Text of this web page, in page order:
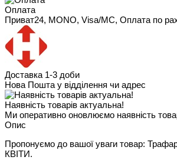
Оплата
Приват24, MONO, Visa/MC, Оплата по
Доставка 1-3 доби
Нова Пошта у відділення чи адрес
Наявність товарів актуальна!
Ми оперативно оновлюємо наявність
Опис
Пропонуємо до вашої уваги товар:
КВІТИ.